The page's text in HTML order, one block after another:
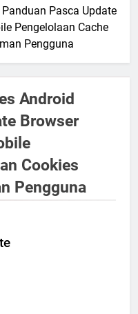
Pasca Update
Pengelolaan Cache
Pengguna
Android
Browser
Cookies
Pengguna